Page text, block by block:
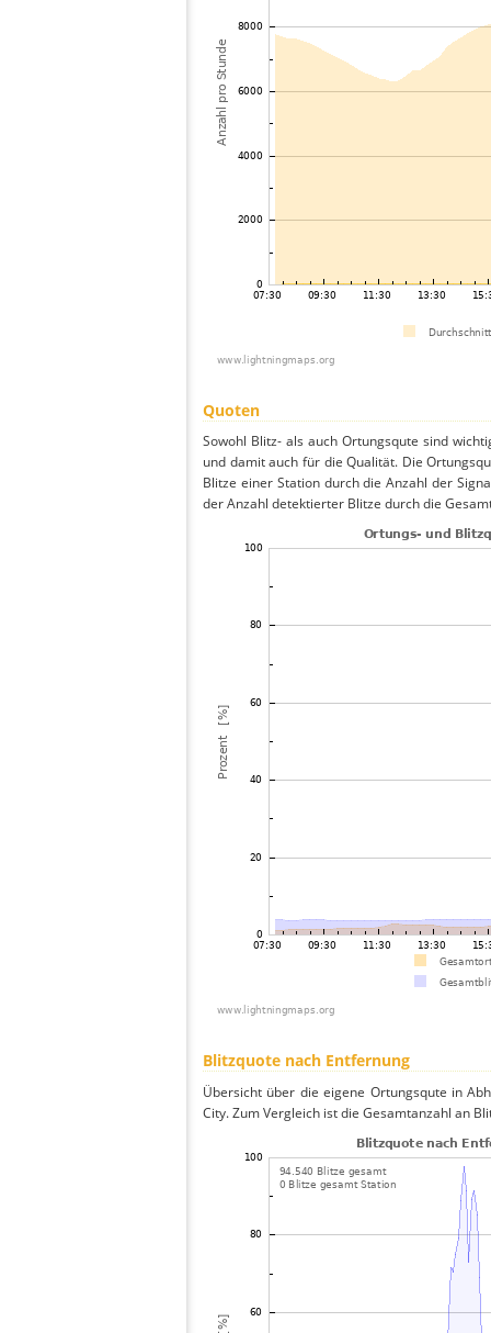
Quoten
Sowohl Blitz- als auch Ortungsqute sind
und damit auch für die Qualität. Die
Blitze einer Station durch die Anzahl der
der Anzahl detektierter Blitze durch die
Blitzquote nach Entfernung
Übersicht über die eigene Ortungsqute in
City. Zum Vergleich ist die Gesamtanzahl an